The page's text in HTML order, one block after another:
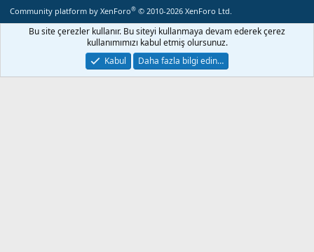
Community platform by XenForo® © 2010-2026 XenForo Ltd.
Bu site çerezler kullanır. Bu siteyi kullanmaya devam ederek çerez
kullanımımızı kabul etmiş olursunuz.
Kabul
Daha fazla bilgi edin…